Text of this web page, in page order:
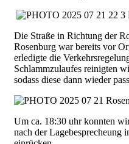
Die Straße in Richtung der
Rosenburg war bereits vor
erledigte die
Schlammzulaufes reinigten
sodass diese dann wieder
Um ca. 18:30 uhr konnten
nach der Lagebesprecheung